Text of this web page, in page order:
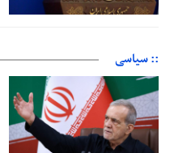
:: سیاسی